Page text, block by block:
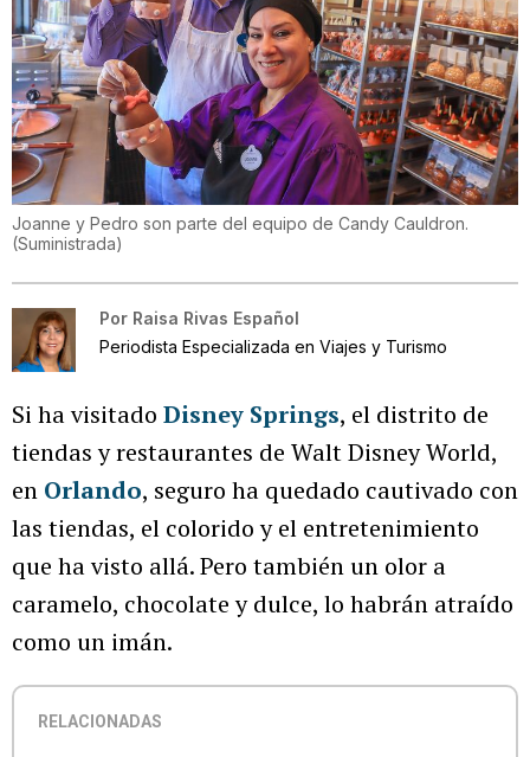
Joanne y Pedro son parte del equipo de Candy Cauldron.
(Suministrada)
Por Raisa Rivas Español
Periodista Especializada en Viajes y Turismo
Si ha visitado Disney Springs, el distrito de
tiendas y restaurantes de Walt Disney World,
en Orlando, seguro ha quedado cautivado con
las tiendas, el colorido y el entretenimiento
que ha visto allá. Pero también un olor a
caramelo, chocolate y dulce, lo habrán atraído
como un imán.
RELACIONADAS